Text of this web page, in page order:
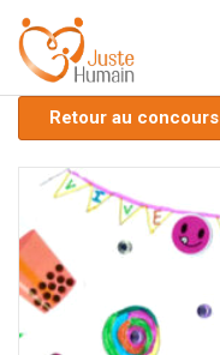
Retour au concours